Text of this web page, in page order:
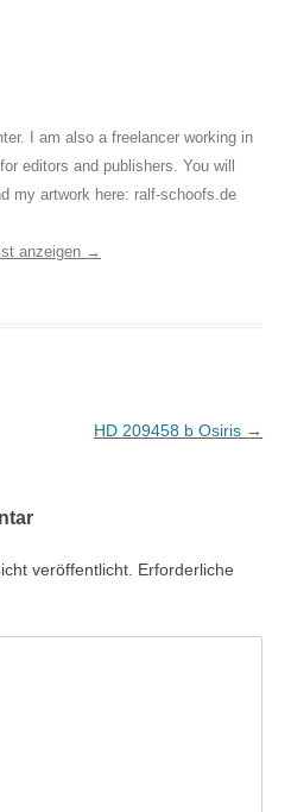
I am also a freelancer working in
editors and publishers. You will
my artwork here: ralf-schoofs.de
anzeigen →
HD 209458 b Osiris →
veröffentlicht. Erforderliche